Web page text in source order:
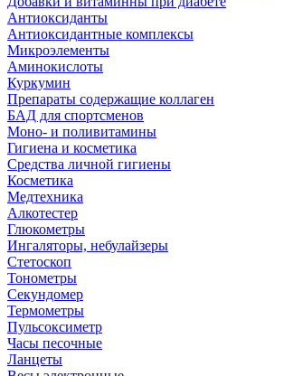
Антиоксиданты
Антиоксидантные комплексы
Микроэлементы
Аминокислоты
Куркумин
Препараты содержащие коллаген
БАД для спортсменов
Моно- и поливитамины
Гигиена и косметика
Средства личной гигиены
Косметика
Медтехника
Алкотестер
Глюкометры
Ингаляторы, небулайзеры
Стетоскоп
Тонометры
Секундомер
Термометры
Пульсоксиметр
Часы песочные
Ланцеты